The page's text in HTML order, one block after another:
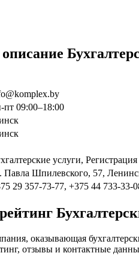
пт 09:00–18:00
услуги,
Павла Шпилевского, 57,
29 357-73-77, +375 44 733-33-
оказывающая
отзывы и контактные